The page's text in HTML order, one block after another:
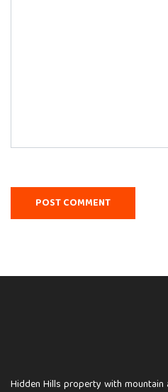
Hidden Hills property with